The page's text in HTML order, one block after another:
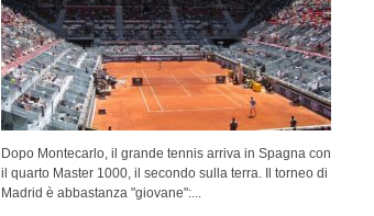
Dopo Montecarlo, il grande tennis arriva in Spagna con
il quarto Master 1000, il secondo sulla terra. Il torneo di
Madrid è abbastanza "giovane":...